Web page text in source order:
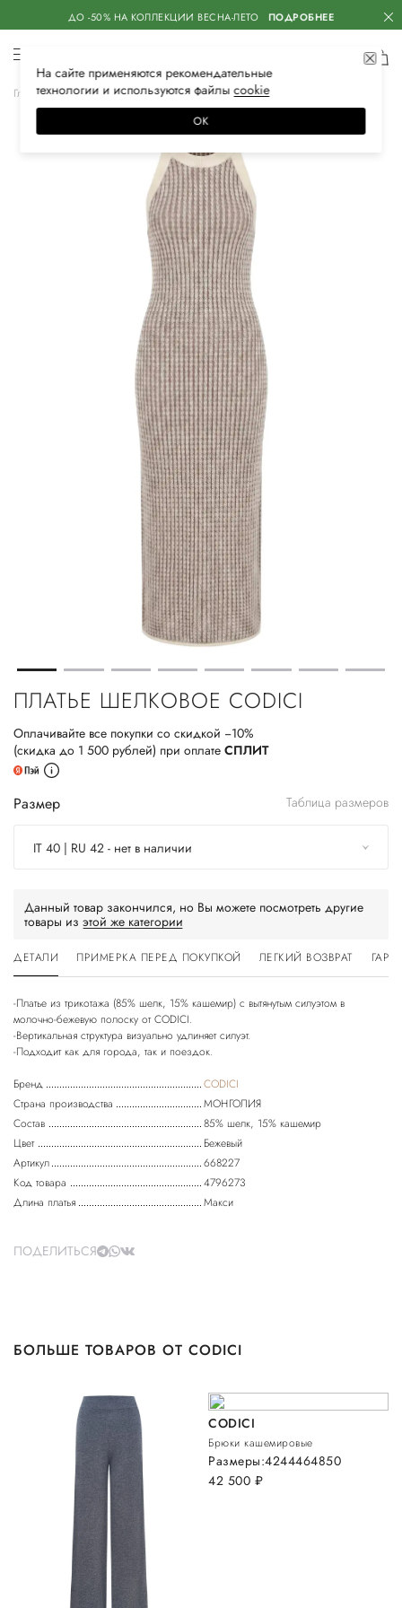
ДО -50% НА КОЛЛЕКЦИИ ВЕСНА-ЛЕТО ПОДРОБНЕЕ
Главная Женская Одежда Платья Повседневные
ПЛАТЬЕ ШЕЛКОВОЕ CODICI
Оплачивайте все покупки со скидкой −10%
(скидка до 1 500 рублей) при оплате СПЛИТ
Размер Таблица размеров
IT 40 | RU 42 - нет в наличии
Данный товар закончился, но Вы можете посмотреть другие
товары из этой же категории
ДЕТАЛИ ПРИМЕРКА ПЕРЕД ПОКУПКОЙ ЛЕГКИЙ ВОЗВРАТ
-Платье из трикотажа (85% шелк, 15% кашемир) с вытянутым силуэтом в
молочно-бежевую полоску от CODICI.
-Вертикальная структура визуально удлиняет силуэт.
Бренд
CODICI
Страна производства
МОНГОЛИЯ
Состав
85% шелк, 15% кашемир
Цвет
Бежевый
Артикул
668227
Код товара
4796273
Длина платья
Макси
ПОДЕЛИТЬСЯ
БОЛЬШЕ ТОВАРОВ ОТ CODICI
CODICI
Брюки кашемировые
42 500 руб.
Размеры:4244464850
На сайте применяются рекомендательные
технологии и используются файлысооkiе
ОК